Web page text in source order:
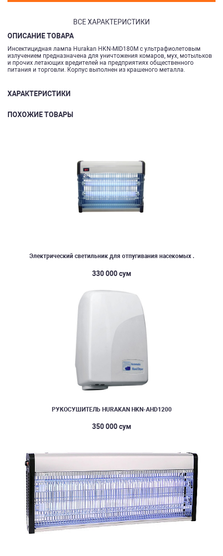
ВСЕ ХАРАКТЕРИСТИКИ
ОПИСАНИЕ ТОВАРА
Инсектицидная лампа Hurakan HKN-MID180M с ультрафиолетовым
излучением предназначена для уничтожения комаров, мух, мотыльков
и прочих летающих вредителей на предприятиях общественного
питания и торговли. Корпус выполнен из крашеного металла.
ХАРАКТЕРИСТИКИ
ПОХОЖИЕ ТОВАРЫ
Электрический светильник для отпугивания насекомых .
330 000 сум
РУКОСУШИТЕЛЬ HURAKAN HKN-AHD1200
350 000 сум